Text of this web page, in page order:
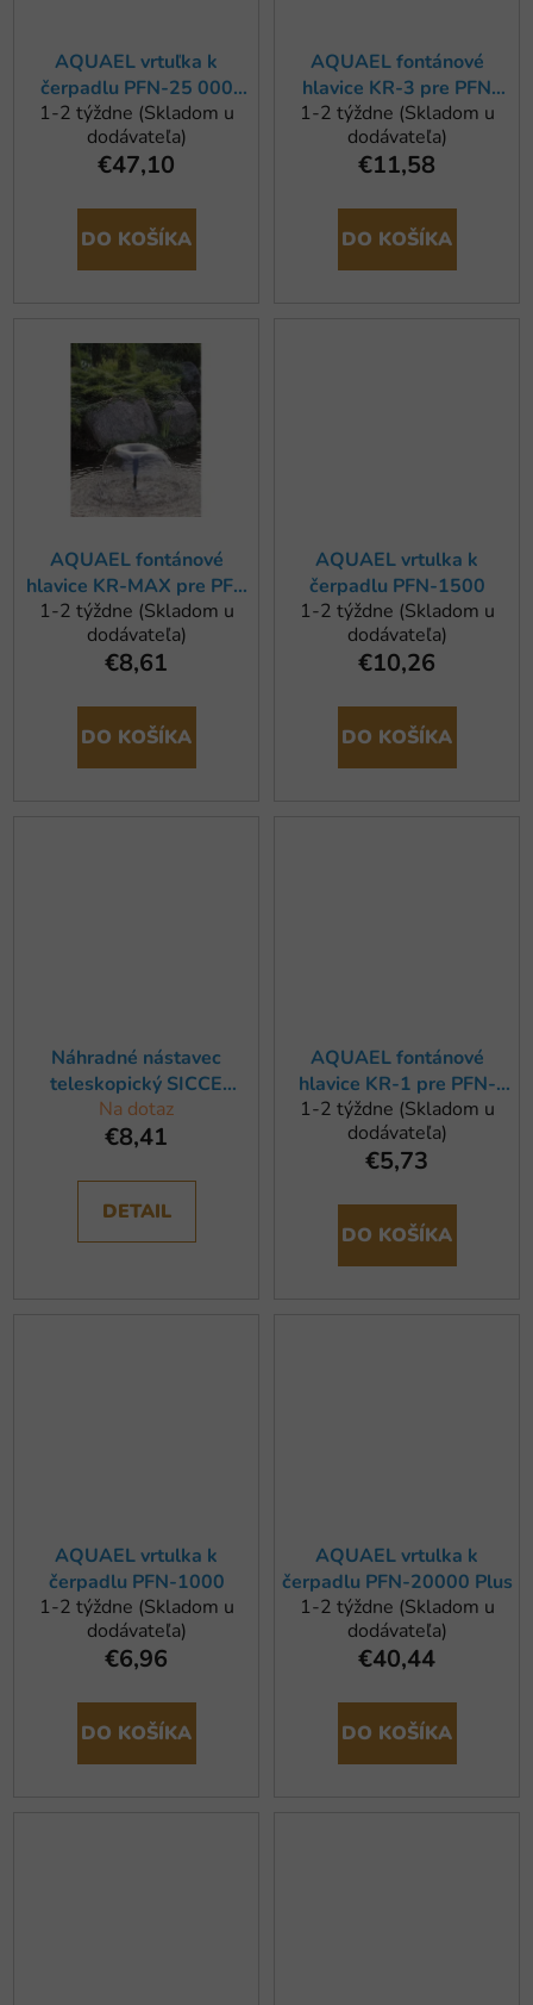
AQUAEL vrtuľka k
čerpadlu PFN-25 000
Plus
1-2 týždne (Skladom u
dodávateľa)
€47,10
DO KOŠÍKA
AQUAEL fontánové
hlavice KR-3 pre PFN
(1000, 1500, 2000,
3500)
1-2 týždne (Skladom u
dodávateľa)
€11,58
DO KOŠÍKA
AQUAEL fontánové
hlavice KR-MAX pre PFN
(5500, 7500, 10000)
1-2 týždne (Skladom u
dodávateľa)
€8,61
DO KOŠÍKA
AQUAEL vrtulka k
čerpadlu PFN-1500
1-2 týždne (Skladom u
dodávateľa)
€10,26
DO KOŠÍKA
Náhradné nástavec
teleskopický SICCE
Extrema Suprema,
Ecopond (1ks)
Na dotaz
€8,41
DETAIL
AQUAEL fontánové
hlavice KR-1 pre PFN-
500
1-2 týždne (Skladom u
dodávateľa)
€5,73
DO KOŠÍKA
AQUAEL vrtulka k
čerpadlu PFN-1000
1-2 týždne (Skladom u
dodávateľa)
€6,96
DO KOŠÍKA
AQUAEL vrtulka k
čerpadlu PFN-20000 Plus
1-2 týždne (Skladom u
dodávateľa)
€40,44
DO KOŠÍKA